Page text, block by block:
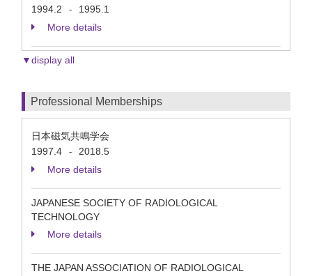
1994.2
-
1995.1
More details
▼display all
Professional Memberships
日本磁気共鳴学会
1997.4
-
2018.5
More details
JAPANESE SOCIETY OF RADIOLOGICAL
TECHNOLOGY
More details
THE JAPAN ASSOCIATION OF RADIOLOGICAL